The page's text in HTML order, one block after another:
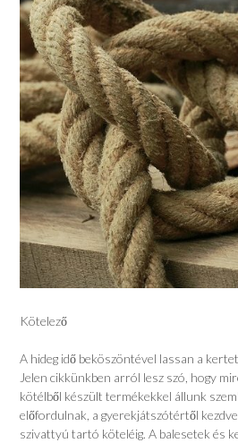
Kötelező
A hideg idő beköszöntével lassan a
Jelen cikkünkben arról lesz szó, hogy
kötélből készült termékekkel állunk
előfordulnak, a gyerekjátszótértől
szivattyú tartó köteléig. A balesetek és